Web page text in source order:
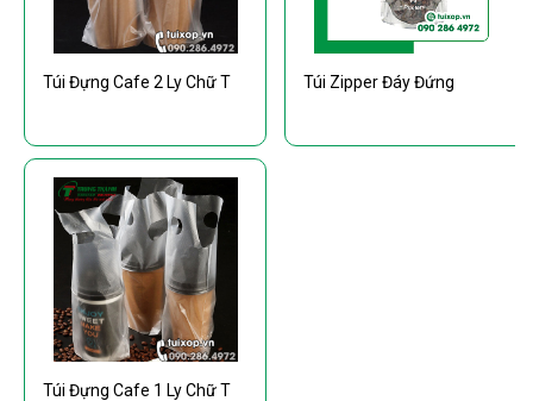
Túi Đựng Cafe 2 Ly Chữ T Túi Zipper Đáy Đứng
Túi Đựng Cafe 1 Ly Chữ T